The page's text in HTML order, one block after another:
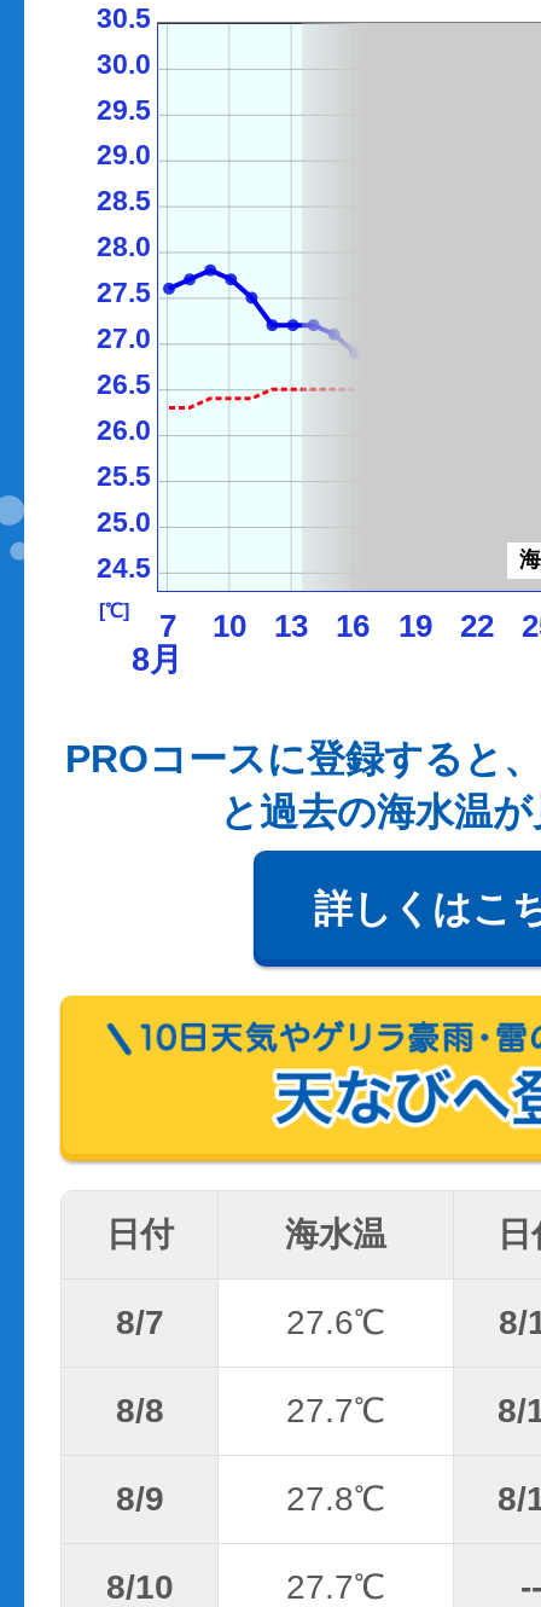
7 10 13 16 19 22
24.5
25.0
25.5
26.0
26.5
27.0
27.5
28.0
28.5
29.0
29.5
30.0
30.5
[℃]
8月
PROコースに登録すると
と過去の海水温
詳しくはこ
日付 海水温
8/7 27.6℃ 8/
8/8 27.7℃ 8/
8/9 27.8℃ 8/
8/10 27.7℃ --